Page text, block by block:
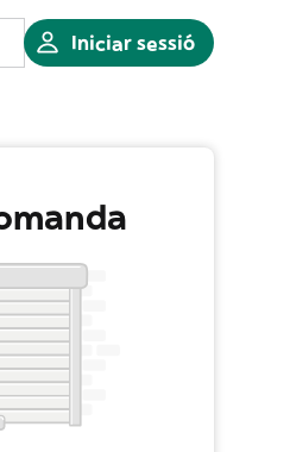
Iniciar sessió